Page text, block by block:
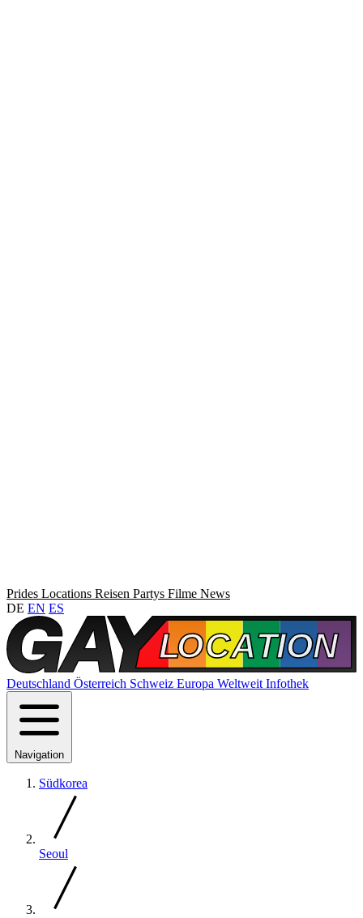
Prides Locations Reisen Partys Filme News
DE EN ES
Deutschland Österreich Schweiz Europa Weltweit Infothek
Navigation
Südkorea
Seoul